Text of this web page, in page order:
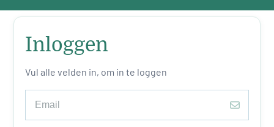
Inloggen
Vul alle velden in, om in te loggen